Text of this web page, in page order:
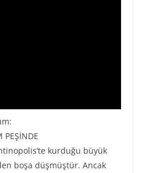
PEŞİNDE
kurduğu büyük
boşa düşmüştür. Ancak